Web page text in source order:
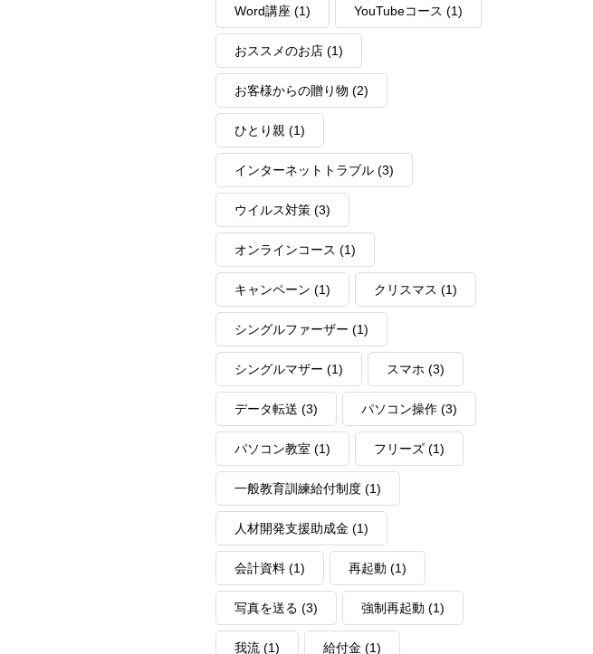
Word講座 (1) YouTubeコース (1)
おススメのお店 (1)
お客様からの贈り物 (2)
ひとり親 (1)
インターネットトラブル (3)
ウイルス対策 (3)
オンラインコース (1)
キャンペーン (1) クリスマス (1)
シングルファーザー (1)
シングルマザー (1) スマホ (3)
データ転送 (3) パソコン操作 (3)
パソコン教室 (1) フリーズ (1)
一般教育訓練給付制度 (1)
人材開発支援助成金 (1)
会計資料 (1) 再起動 (1)
写真を送る (3) 強制再起動 (1)
我流 (1) 給付金 (1)